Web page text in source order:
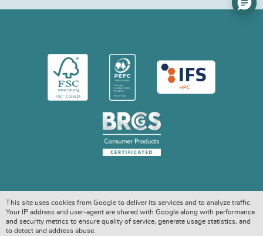
This site uses cookies from Google to deliver its services and to analyze traffic.
Your IP address and user-agent are shared with Google along with performance
and security metrics to ensure quality of service, generate usage statistics, and
to detect and address abuse.